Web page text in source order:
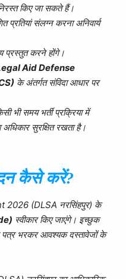
किए जा सकते हैं।
प्रतियां संलग्न करना अनिवार्य
प्रस्तुत करने होंगे।
Aid Defense
के अंतर्गत संविदा आधार पर
भी समय भर्ती प्रक्रिया में
सुरक्षित रखता है।
कैसे करें?
(DLSA नरसिंहपुर) के
स्वीकार किए जाएंगे। इच्छुक
पत्र भरकर आवश्यक दस्तावेजों के